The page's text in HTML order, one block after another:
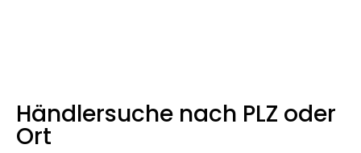
Händlersuche nach PLZ oder
Ort